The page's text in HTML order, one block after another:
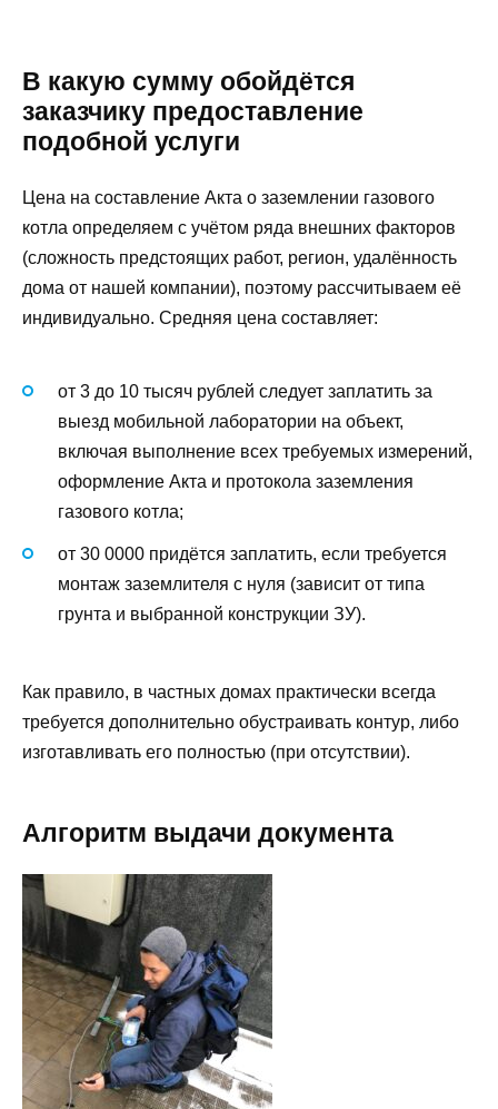
В какую сумму обойдётся
заказчику предоставление
подобной услуги
Цена на составление Акта о заземлении газового
котла определяем с учётом ряда внешних факторов
(сложность предстоящих работ, регион, удалённость
дома от нашей компании), поэтому рассчитываем её
индивидуально. Средняя цена составляет:
от 3 до 10 тысяч рублей следует заплатить за
выезд мобильной лаборатории на объект,
включая выполнение всех требуемых измерений,
оформление Акта и протокола заземления
газового котла;
от 30 0000 придётся заплатить, если требуется
монтаж заземлителя с нуля (зависит от типа
грунта и выбранной конструкции ЗУ).
Как правило, в частных домах практически всегда
требуется дополнительно обустраивать контур, либо
изготавливать его полностью (при отсутствии).
Алгоритм выдачи документа